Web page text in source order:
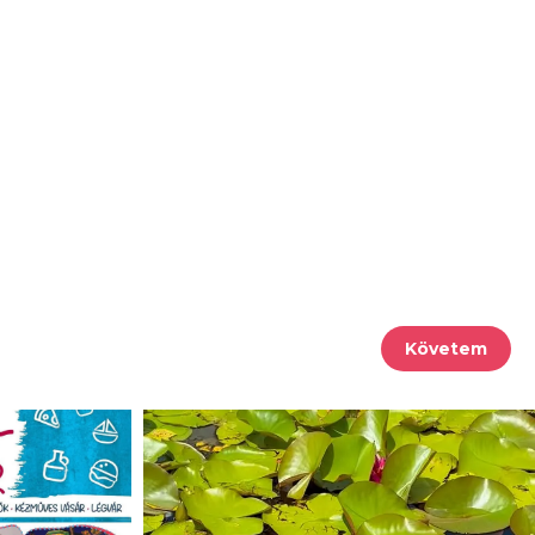
Követem